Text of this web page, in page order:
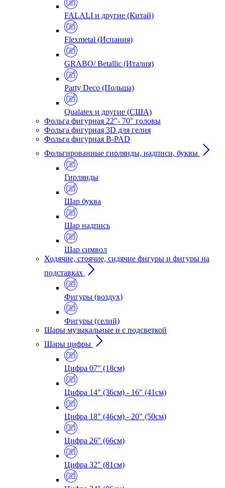
FALALI и другие (Китай)
Flexmetal (Испания)
GRABO/ Betallic (Италия)
Party Deco (Польша)
Qualatex и другие (США)
Фольга фигурная 22"- 70" головы
Фольга фигурная 3D для гелия
Фольга фигурная B-PAD
Фольгированные гирлянды, надписи, буквы
Гирлянды
Шар буква
Шар надпись
Шар символ
Ходячие, стоячие, сидячие фигуры и фигуры на
подставках
Фигуры (воздух)
Фигуры (гелий)
Шары музыкальные и с подсветкой
Шары цифры
Цифра 07" (18см)
Цифра 14" (36см) - 16" (41см)
Цифра 18" (46см) - 20" (50см)
Цифра 26" (66см)
Цифра 32" (81см)